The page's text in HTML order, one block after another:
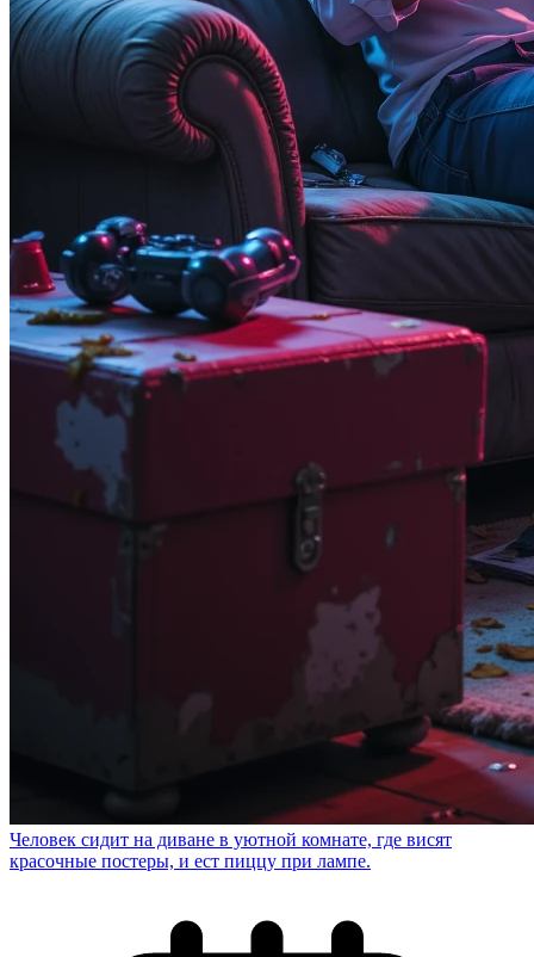
Человек сидит на диване в уютной комнате, где висят
красочные постеры, и ест пиццу при лампе.